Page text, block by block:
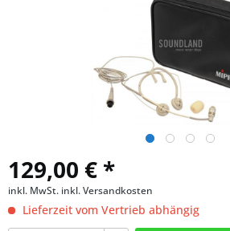
129,00 € *
inkl. MwSt. inkl. Versandkosten
Lieferzeit vom Vertrieb abhängig